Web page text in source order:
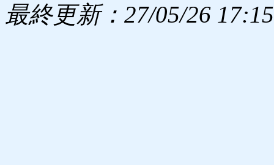
最終更新：27/05/26 17:15